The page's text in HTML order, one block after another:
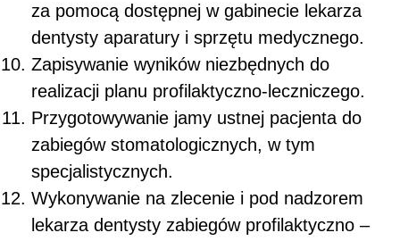
za pomocą dostępnej w gabinecie lekarza
dentysty aparatury i sprzętu medycznego.
Zapisywanie wyników niezbędnych do
realizacji planu profilaktyczno-leczniczego.
Przygotowywanie jamy ustnej pacjenta do
zabiegów stomatologicznych, w tym
specjalistycznych.
Wykonywanie na zlecenie i pod nadzorem
lekarza dentysty zabiegów profilaktyczno –